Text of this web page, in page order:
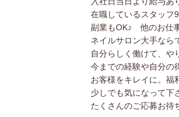
在職しているスタッフ
副業もOK♪ 他のお仕
ネイルサロン大手なら
自分らしく働けて、や
今までの経験や自分の
お客様をキレイに。福
少しでも気になって下
たくさんのご応募お待